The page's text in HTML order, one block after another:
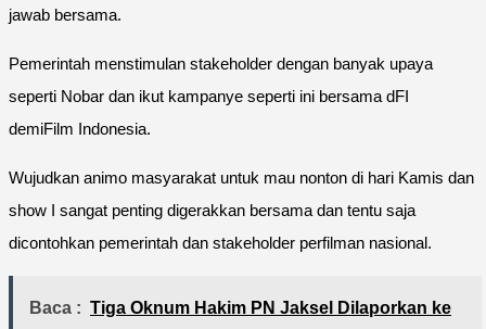
jawab bersama.
Pemerintah menstimulan stakeholder dengan banyak upaya
seperti Nobar dan ikut kampanye seperti ini bersama dFI
demiFilm Indonesia.
Wujudkan animo masyarakat untuk mau nonton di hari Kamis dan
show I sangat penting digerakkan bersama dan tentu saja
dicontohkan pemerintah dan stakeholder perfilman nasional.
Baca : Tiga Oknum Hakim PN Jaksel Dilaporkan ke